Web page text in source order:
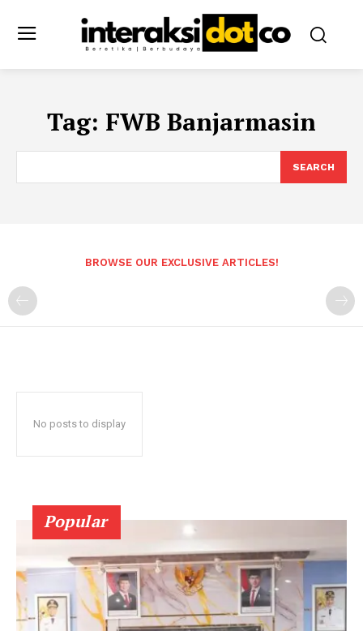
Tag: FWB Banjarmasin
SEARCH
BROWSE OUR EXCLUSIVE ARTICLES!
No posts to display
Popular